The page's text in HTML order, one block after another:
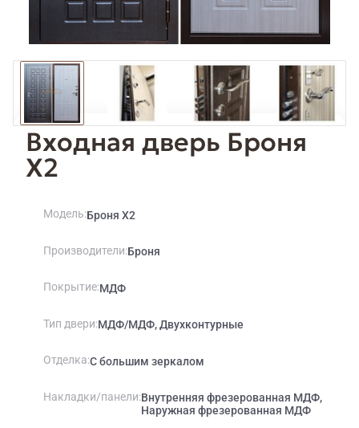
Входная дверь Броня
X2
Модель Броня X2
Производители Броня
Покрытие МДФ
Тип двери МДФ/МДФ, Двухконтурные
Отделка С большим зеркалом
Накладки/панели Внутренняя фрезерованная МДФ,
Наружная фрезерованная МДФ